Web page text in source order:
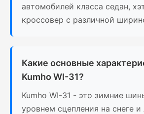
автомобилей класса седан,
кроссовер с различной
Какие основные
Kumho WI-31?
Kumho WI-31 - это зимние
уровнем сцепления на снеге и